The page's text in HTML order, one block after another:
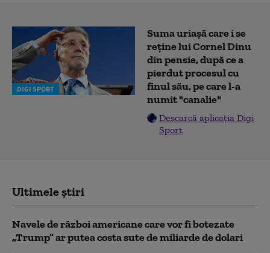
DIGI SPORT
Suma uriașă care i se
reține lui Cornel Dinu
din pensie, după ce a
pierdut procesul cu
finul său, pe care l-a
numit "canalie"
Descarcă aplicația Digi
Sport
Ultimele știri
Navele de război americane care vor fi botezate
„Trump” ar putea costa sute de miliarde de dolari